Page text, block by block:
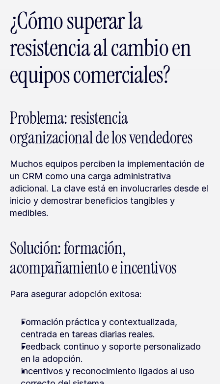
¿Cómo superar la
resistencia al cambio en
equipos comerciales?
Problema: resistencia
organizacional de los vendedores
Muchos equipos perciben la implementación de
un CRM como una carga administrativa
adicional. La clave está en involucrarles desde el
inicio y demostrar beneficios tangibles y
medibles.
Solución: formación,
acompañamiento e incentivos
Para asegurar adopción exitosa:
Formación práctica y contextualizada,
centrada en tareas diarias reales.
Feedback continuo y soporte personalizado
en la adopción.
Incentivos y reconocimiento ligados al uso